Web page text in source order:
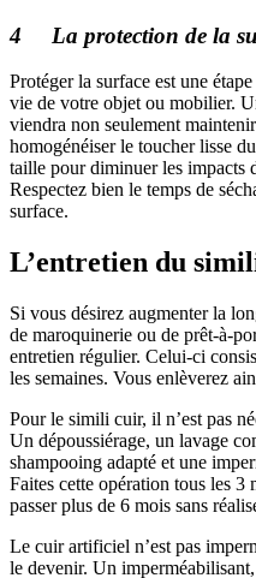
4 La protection de la
Protéger la surface est une
vie de votre objet ou mobilier.
viendra non seulement
homogénéiser le toucher lisse
taille pour diminuer les impacts
Respectez bien le temps de
surface.
L’entretien du
Si vous désirez augmenter la
de maroquinerie ou de prêt-à-
entretien régulier. Celui-ci
les semaines. Vous enlèverez
Pour le simili cuir, il n’est pas
Un dépoussiérage, un lavage
shampooing adapté et une
Faites cette opération tous les 3
passer plus de 6 mois sans
Le cuir artificiel n’est pas
le devenir. Un